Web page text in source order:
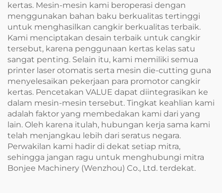
kertas. Mesin-mesin kami beroperasi dengan
menggunakan bahan baku berkualitas tertinggi
untuk menghasilkan cangkir berkualitas terbaik.
Kami menciptakan desain terbaik untuk cangkir
tersebut, karena penggunaan kertas kelas satu
sangat penting. Selain itu, kami memiliki semua
printer laser otomatis serta mesin die-cutting guna
menyelesaikan pekerjaan para promotor cangkir
kertas. Pencetakan VALUE dapat diintegrasikan ke
dalam mesin-mesin tersebut. Tingkat keahlian kami
adalah faktor yang membedakan kami dari yang
lain. Oleh karena itulah, hubungan kerja sama kami
telah menjangkau lebih dari seratus negara.
Perwakilan kami hadir di dekat setiap mitra,
sehingga jangan ragu untuk menghubungi mitra
Bonjee Machinery (Wenzhou) Co., Ltd. terdekat.